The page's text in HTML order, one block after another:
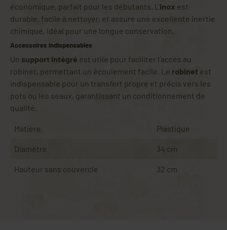
économique, parfait pour les débutants. L'inox est
durable, facile à nettoyer, et assure une excellente inertie
chimique, idéal pour une longue conservation.
Accessoires indispensables
Un support intégré est utile pour faciliter l’accès au
robinet, permettant un écoulement facile. Le robinet est
indispensable pour un transfert propre et précis vers les
pots ou les seaux, garantissant un conditionnement de
qualité.
Matière Plastique
Diamètre 34 cm
Hauteur sans couvercle 32 cm